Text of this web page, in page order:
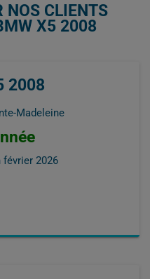
NOS CLIENTS
X5 2008
2008
Madeleine
février 2026